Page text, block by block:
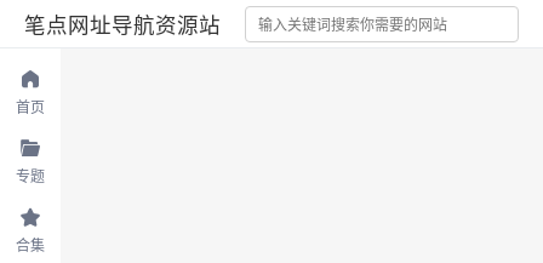
笔点网址导航资源站
首页
专题
合集